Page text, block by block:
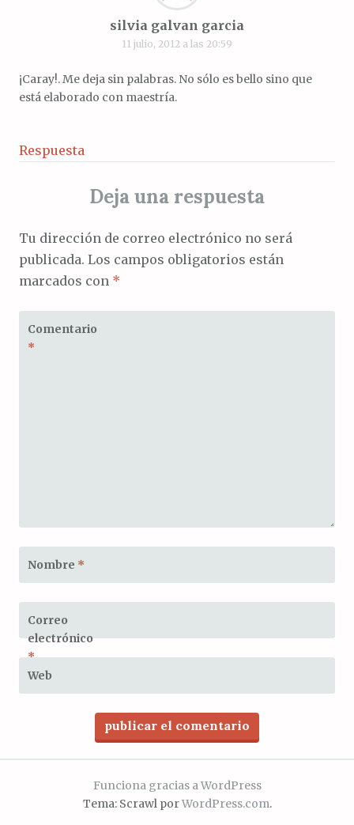
silvia galvan garcia
11 julio, 2012 a las 20:59
¡Caray!. Me deja sin palabras. No sólo es bello sino que
está elaborado con maestría.
Respuesta
Deja una respuesta
Tu dirección de correo electrónico no será
publicada. Los campos obligatorios están
marcados con *
Comentario
*
Nombre *
Correo
electrónico
*
Web
Funciona gracias a WordPress
Tema: Scrawl porWordPress.com.